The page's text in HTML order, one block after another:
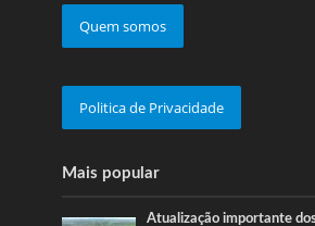
Quem somos
Politica de Privacidade
Mais popular
Atualização importante